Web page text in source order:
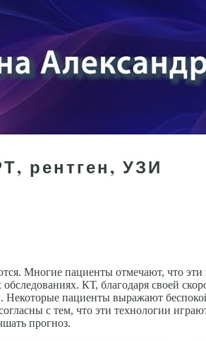
рентген, УЗИ
Многие пациенты отмечают, что
КТ, благодаря своей
пациенты выражают
с тем, что эти технологии
прогноз.